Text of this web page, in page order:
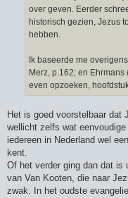
over geven. Eerder
historisch gezien, Jezus
hebben.
Ik baseerde me
Merz, p.162; en Ehrmans
even opzoeken,
Het is goed voorstelbaar dat
wellicht zelfs wat
iedereen in Nederland wel
kent.
Of het verder ging dan dat is
van Van Kooten, die naar
zwak. In het oudste